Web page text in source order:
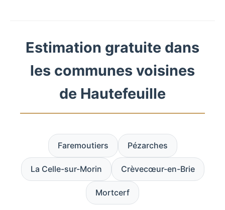
Estimation gratuite dans
les communes voisines
de Hautefeuille
Faremoutiers Pézarches
La Celle-sur-Morin Crèvecœur-en-Brie
Mortcerf